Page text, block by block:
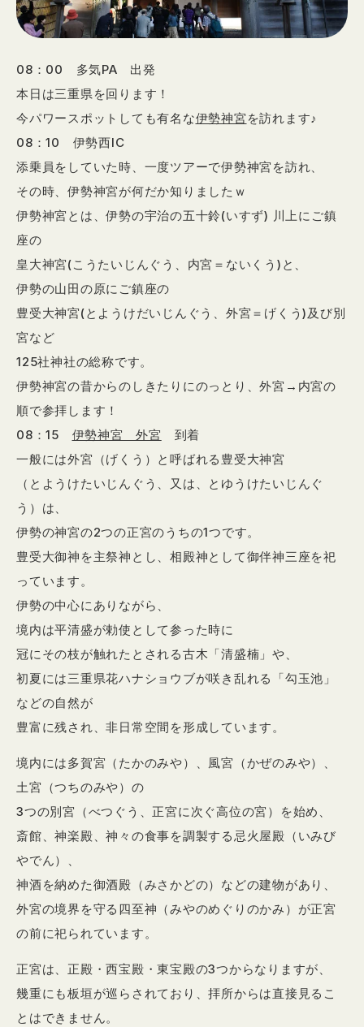
08：00 多気PA 出発
本日は三重県を回ります！
今パワースポットしても有名な伊勢神宮 を訪れます♪
08：10 伊勢西IC
添乗員をしていた時、一度ツアーで伊勢神宮を訪れ、
その時、伊勢神宮が何だか知りましたｗ
伊勢神宮とは、伊勢の宇治の五十鈴(いすず) 川上にご鎮
座の
皇大神宮(こうたいじんぐう、内宮＝ないくう)と、
伊勢の山田の原にご鎮座の
豊受大神宮(とようけだいじんぐう、外宮＝げくう)及び別
宮など
125社神社の総称です。
伊勢神宮の昔からのしきたりにのっとり、外宮→内宮の
順で参拝します！
08：15 伊勢神宮 外宮 到着
一般には外宮（げくう）と呼ばれる豊受大神宮
（とようけたいじんぐう、又は、とゆうけたいじんぐ
う）は、
伊勢の神宮の2つの正宮のうちの1つです。
豊受大御神を主祭神とし、相殿神として御伴神三座を祀
っています。
伊勢の中心にありながら、
境内は平清盛が勅使として参った時に
冠にその枝が触れたとされる古木「清盛楠」や、
初夏には三重県花ハナショウブが咲き乱れる「勾玉池」
などの自然が
豊富に残され、非日常空間を形成しています。
境内には多賀宮（たかのみや）、風宮（かぜのみや）、
土宮（つちのみや）の
3つの別宮（べつぐう、正宮に次ぐ高位の宮）を始め、
斎館、神楽殿、神々の食事を調製する忌火屋殿（いみび
やでん）、
神酒を納めた御酒殿（みさかどの）などの建物があり、
外宮の境界を守る四至神（みやのめぐりのかみ）が正宮
の前に祀られています。
正宮は、正殿・西宝殿・東宝殿の3つからなりますが、
幾重にも板垣が巡らされており、拝所からは直接見るこ
とはできません。